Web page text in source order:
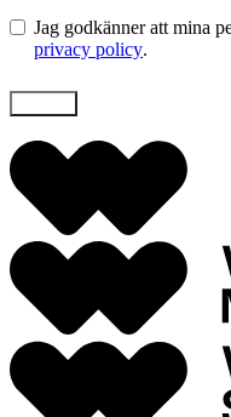
Jag godkänner att mina
privacy policy.